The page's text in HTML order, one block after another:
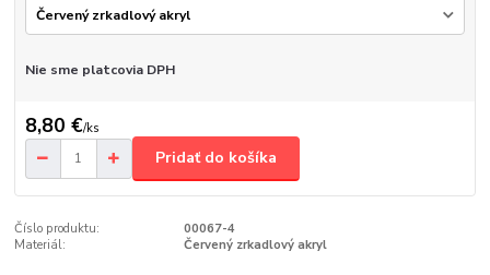
Nie sme platcovia DPH
8,80 €/ks
Pridať do košíka
Číslo produktu:
00067-4
Materiál:
Červený zrkadlový akryl